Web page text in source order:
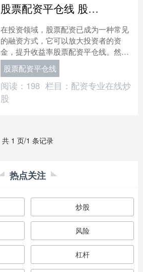
股票配资平仓线 股票配资网安全可靠，助力投资梦想
在投资领域，股票配资已成为一种常见
的融资方式，它可以放大投资者的资
金，提升收益率股票配资平仓线。然而
股票配资平仓线，选择一家安全可靠的
股票配资网至关重要。 目前....
股票配资平仓线
阅读： 198 栏目： 配资专业在线炒
股
共 1 页/1 条记录
热点关注
炒股
风险
杠杆